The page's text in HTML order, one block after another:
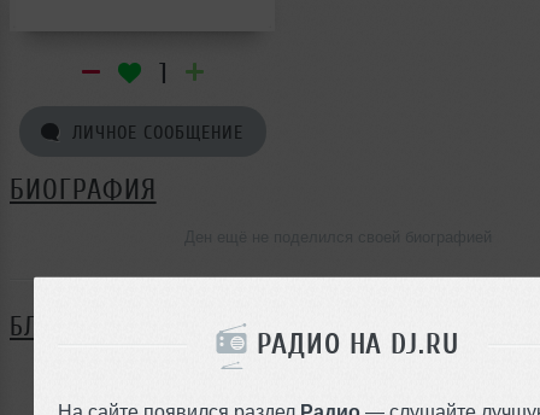
РАДИО НА DJ.RU
На сайте появился раздел Радио — слушайте
1
ЛИЧНОЕ СООБЩЕНИЕ
БИОГРАФИЯ
БЛОГ